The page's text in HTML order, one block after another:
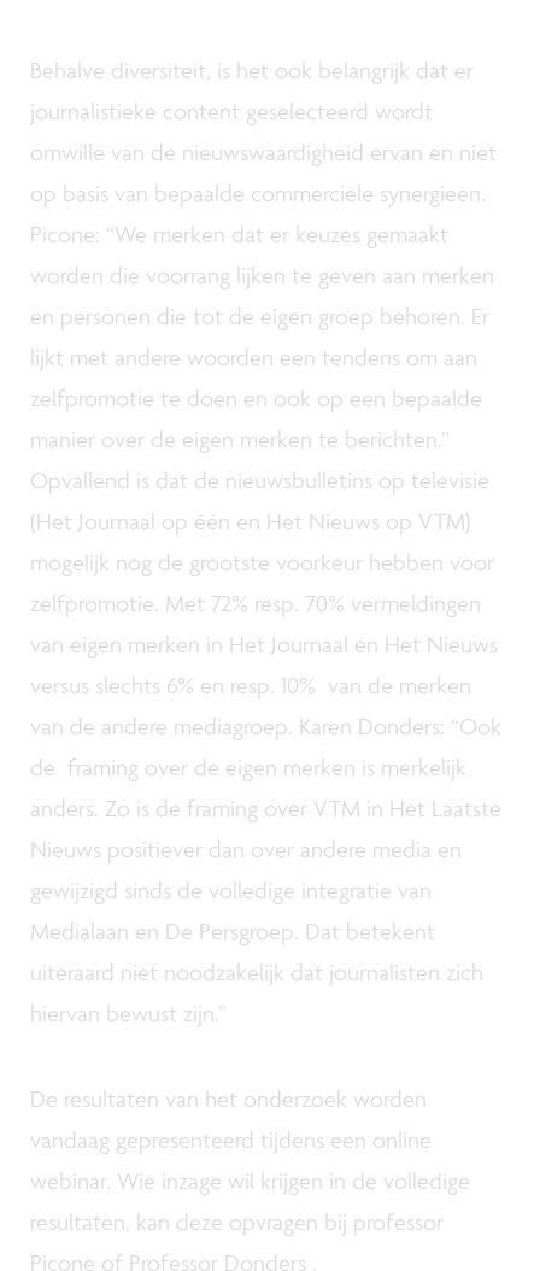
Behalve diversiteit, is het ook belangrijk dat er
journalistieke content geselecteerd wordt
omwille van de nieuwswaardigheid ervan en niet
op basis van bepaalde commerciële synergieën.
Picone: “We merken dat er keuzes gemaakt
worden die voorrang lijken te geven aan merken
en personen die tot de eigen groep behoren. Er
lijkt met andere woorden een tendens om aan
zelfpromotie te doen en ook op een bepaalde
manier over de eigen merken te berichten.”
Opvallend is dat de nieuwsbulletins op televisie
(Het Journaal op één en Het Nieuws op VTM)
mogelijk nog de grootste voorkeur hebben voor
zelfpromotie. Met 72% resp. 70% vermeldingen
van eigen merken in Het Journaal en Het Nieuws
versus slechts 6% en resp. 10% van de merken
van de andere mediagroep. Karen Donders: “Ook
de framing over de eigen merken is merkelijk
anders. Zo is de framing over VTM in Het Laatste
Nieuws positiever dan over andere media en
gewijzigd sinds de volledige integratie van
Medialaan en De Persgroep. Dat betekent
uiteraard niet noodzakelijk dat journalisten zich
hiervan bewust zijn.”
De resultaten van het onderzoek worden
vandaag gepresenteerd tijdens een online
webinar. Wie inzage wil krijgen in de volledige
resultaten, kan deze opvragen bij professor
Picone of Professor Donders .